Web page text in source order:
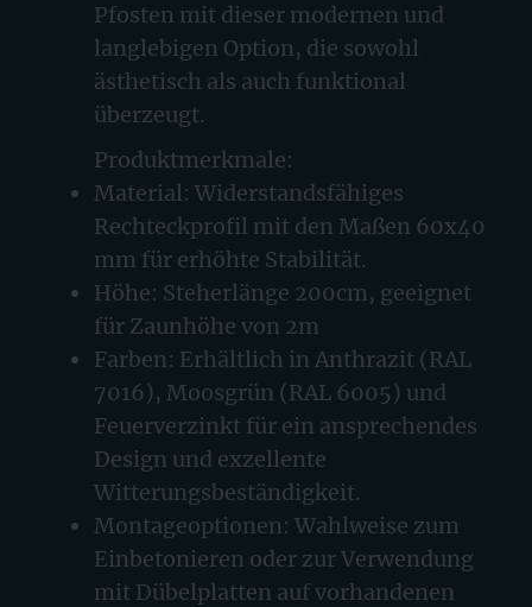
Pfosten mit dieser modernen und
langlebigen Option, die sowohl
ästhetisch als auch funktional
überzeugt.
Produktmerkmale:
Material: Widerstandsfähiges
Rechteckprofil mit den Maßen 60x40
mm für erhöhte Stabilität.
Höhe: Steherlänge 200cm, geeignet
für Zaunhöhe von 2m
Farben: Erhältlich in Anthrazit (RAL
7016), Moosgrün (RAL 6005) und
Feuerverzinkt für ein ansprechendes
Design und exzellente
Witterungsbeständigkeit.
Montageoptionen: Wahlweise zum
Einbetonieren oder zur Verwendung
mit Dübelplatten auf vorhandenen